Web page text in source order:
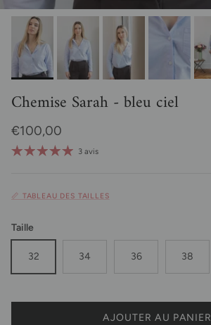
Chemise Sarah - bleu ciel
Prix habituel
€100,00
3 avis
📏 TABLEAU DES TAILLES
Taille
32 34 36 38
AJOUTER AU PANIER